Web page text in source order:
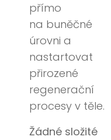
přímo
na buněčné
úrovni a
nastartovat
přirozené
regenerační
procesy v těle.
Žádné složité